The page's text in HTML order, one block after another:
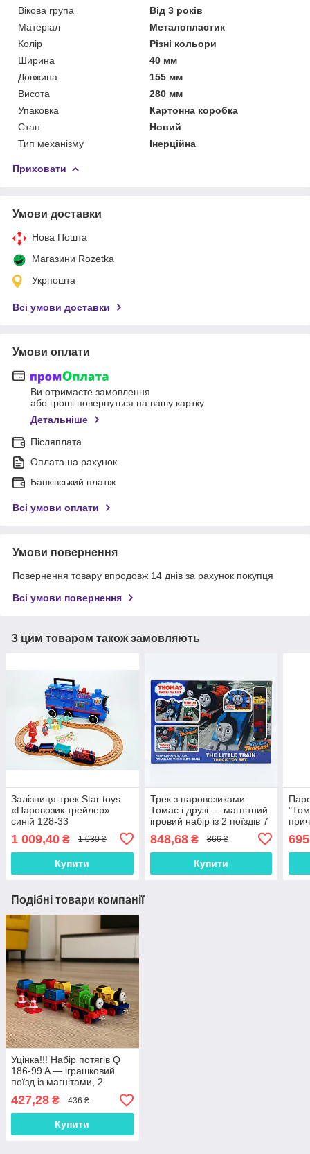
Вікова група
Від 3 років
Матеріал
Металопластик
Колір
Різні кольори
Ширина
40 мм
Довжина
155 мм
Висота
280 мм
Упаковка
Картонна коробка
Стан
Новий
Тип механізму
Інерційна
Приховати
Умови доставки
Нова Пошта
Магазини Rozetka
Укрпошта
Всі умови доставки
Умови оплати
Ви отримаєте замовлення
або гроші повернуться на вашу картку
Детальніше
Післяплата
Оплата на рахунок
Банківський платіж
Всі умови оплати
Умови повернення
Повернення товару впродовж 14 днів за рахунок покупця
Всі умови повернення
З цим товаром також замовляють
Залізниця-трек Star toys
«Паровозик трейлер»
синій 128-33
1 009,40 ₴ 1 030 ₴
Купити
Трек з паровозиками
Томас і друзі — магнітний
ігровий набір із 2 поїздів 7
848,68₴ 866 ₴
Купити
Подібні товари компанії
Уцінка!!! Набір потягів Q
186-99 A — іграшковий
поїзд із магнітами, 2
локомотиви та 6
вагончиків, металопластик
427,28 ₴ 436 ₴
Купити